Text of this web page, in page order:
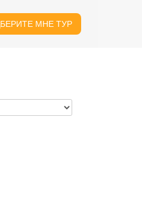
МНЕ ТУР